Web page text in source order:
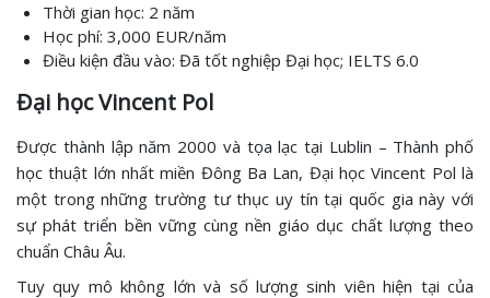
Thời gian học: 2 năm
Học phí: 3,000 EUR/năm
Điều kiện đầu vào: Đã tốt nghiệp Đại học; IELTS 6.0
Đại học Vincent Pol
Được thành lập năm 2000 và tọa lạc tại Lublin – Thành phố
học thuật lớn nhất miền Đông Ba Lan, Đại học Vincent Pol là
một trong những trường tư thục uy tín tại quốc gia này với
sự phát triển bền vững cùng nền giáo dục chất lượng theo
chuẩn Châu Âu.
Tuy quy mô không lớn và số lượng sinh viên hiện tại của